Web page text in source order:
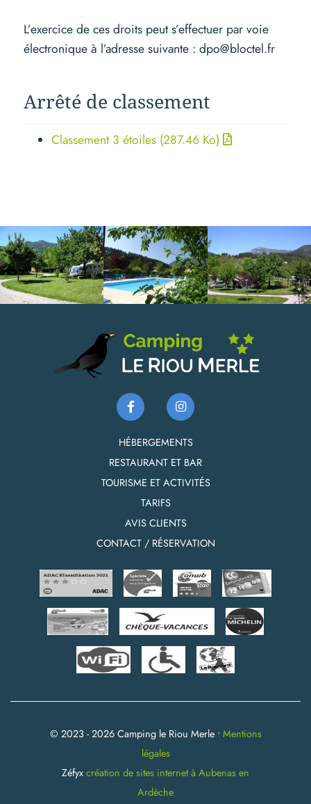
L’exercice de ces droits peut s’effectuer par voie
électronique à l’adresse suivante : dpo@bloctel.fr
Arrêté de classement
Classement 3 étoiles (287.46 Ko)
HÉBERGEMENTS
RESTAURANT ET BAR
TOURISME ET ACTIVITÉS
TARIFS
AVIS CLIENTS
CONTACT / RÉSERVATION
© 2023 - 2026 Camping le Riou Merle • Mentions
légales
Zéfyx création de sites internet à Aubenas en
Ardèche